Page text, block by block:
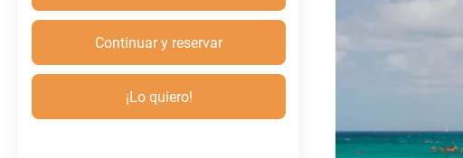
Continuar y reservar
¡Lo quiero!